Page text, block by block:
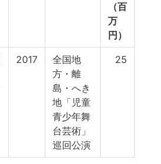
（百
万
円）
2017
全国地
方・離
島・へき
地「児童
青少年舞
台芸術」
巡回公演
25